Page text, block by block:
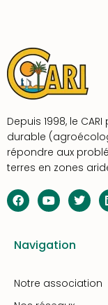
Depuis 1998, le
durable
répondre aux
terres en zones
Navigation
Notre association